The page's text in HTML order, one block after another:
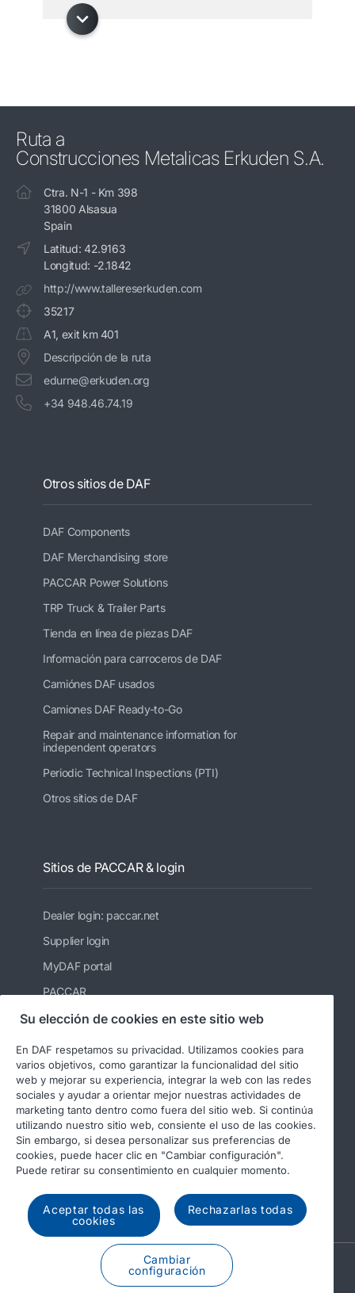
Ruta a
Construcciones Metalicas Erkuden S.A.
Ctra. N-1 - Km 398
31800 Alsasua
Spain
Latitud: 42.9163
Longitud: -2.1842
http://www.tallereserkuden.com
35217
A1, exit km 401
Descripción de la ruta
edurne@erkuden.org
+34 948.46.74.19
Otros sitios de DAF
DAF Components
DAF Merchandising store
PACCAR Power Solutions
TRP Truck & Trailer Parts
Tienda en línea de piezas DAF
Información para carroceros de DAF
Camiónes DAF usados
Camiones DAF Ready-to-Go
Repair and maintenance information for
independent operators
Periodic Technical Inspections (PTI)
Otros sitios de DAF
Sitios de PACCAR & login
Dealer login: paccar.net
Supplier login
MyDAF portal
PACCAR
Kenworth
Leyland Trucks Ltd
© 2026 DAF Legal notice
Privacy statement
General conditions
DAF and cookies
A PACCAR COMPANY
DRIVEN BY QUALITY
Su elección de cookies en este sitio web
En DAF respetamos su privacidad. Utilizamos cookies para
varios objetivos, como garantizar la funcionalidad del sitio
web y mejorar su experiencia, integrar la web con las redes
sociales y ayudar a orientar mejor nuestras actividades de
marketing tanto dentro como fuera del sitio web. Si continúa
utilizando nuestro sitio web, consiente el uso de las cookies.
Sin embargo, si desea personalizar sus preferencias de
cookies, puede hacer clic en "Cambiar configuración".
Puede retirar su consentimiento en cualquier momento.
Aceptar todas las
cookies
Rechazarlas todas
Cambiar
configuración